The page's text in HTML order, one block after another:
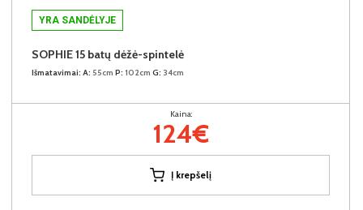
YRA SANDĖLYJE
SOPHIE 15 batų dėžė-spintelė
Išmatavimai: A: 55cm P: 102cm G: 34cm
Kaina:
124€
Į krepšelį